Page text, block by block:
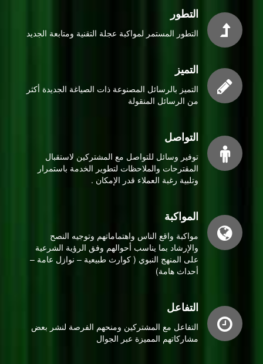
التطور
التطور المستمر لمواكبة عجلة التقنية ومتابعة الجديد
التميز
التميز بالرسائل المصنوعة ذات الصياغة الجديدة أكثر
من الرسائل المنقولة
التواصل
توفير وسائل للتواصل مع المشتركين لاستقبال
المقترحات والملاحظات لتطوير الخدمة باستمرار
وتلبية رغبة العملاء قدر الإمكان .
المواكبة
مواكبة واقع الناس واهتماماتهم وتوجيه النصح
والإرشاد بما يناسب أحوالهم وفق الرؤية الشرعية
على المنهج النبوي ( كوارث طبيعية – نوازل عامة –
أحداث هامة)
التفاعل
التفاعل مع المشتركين ومنحهم الفرصة لنشر بعض
مشاركاتهم المميزة عبر الجوال